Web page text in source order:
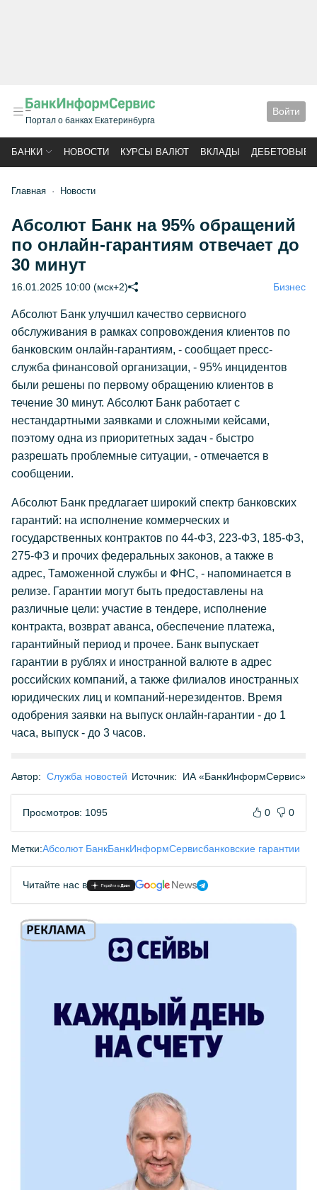
Портал о банках Екатеринбурга
Войти
БАНКИ НОВОСТИ КУРСЫ ВАЛЮТ ВКЛАДЫ ДЕБЕТОВЫЕ
Главная Новости
Абсолют Банк на 95% обращений
по онлайн-гарантиям отвечает до
30 минут
16.01.2025 10:00 (мск+2) Бизнес
Абсолют Банк улучшил качество сервисного
обслуживания в рамках сопровождения клиентов по
банковским онлайн-гарантиям, - сообщает пресс-
служба финансовой организации, - 95% инцидентов
были решены по первому обращению клиентов в
течение 30 минут. Абсолют Банк работает с
нестандартными заявками и сложными кейсами,
поэтому одна из приоритетных задач - быстро
разрешать проблемные ситуации, - отмечается в
сообщении.
Абсолют Банк предлагает широкий спектр банковских
гарантий: на исполнение коммерческих и
государственных контрактов по 44-ФЗ, 223-ФЗ, 185-ФЗ,
275-ФЗ и прочих федеральных законов, а также в
адрес, Таможенной службы и ФНС, - напоминается в
релизе. Гарантии могут быть предоставлены на
различные цели: участие в тендере, исполнение
контракта, возврат аванса, обеспечение платежа,
гарантийный период и прочее. Банк выпускает
гарантии в рублях и иностранной валюте в адрес
российских компаний, а также филиалов иностранных
юридических лиц и компаний-нерезидентов. Время
одобрения заявки на выпуск онлайн-гарантии - до 1
часа, выпуск - до 3 часов.
Автор: Служба новостей Источник: ИА «БанкИнформСервис»
Просмотров: 1095 0 0
Метки:Абсолют БанкБанкИнформСервисбанковские гарантии
Читайте нас в